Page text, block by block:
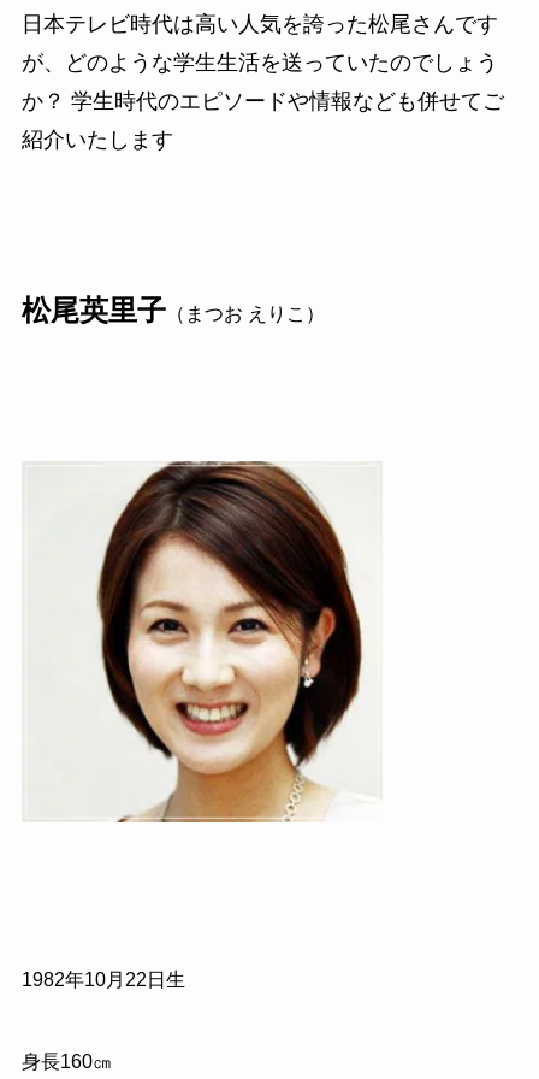
日本テレビ時代は高い人気を誇った松尾さんです
が、どのような学生生活を送っていたのでしょう
か？ 学生時代のエピソードや情報なども併せてご
紹介いたします
松尾英里子（まつお えりこ）
1982年10月 22 日生
身長160㎝